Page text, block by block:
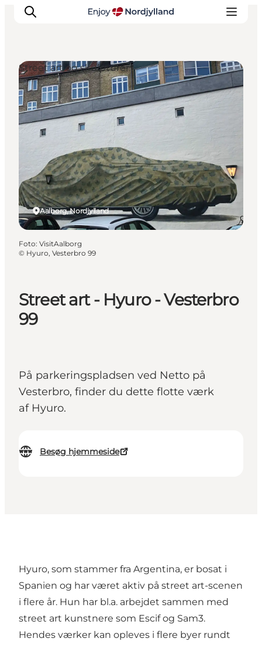
Oplevelser og aktiviteter
Planlæg din tur
Byer og steder
Det sker
For børn
Street art - Hyuro - Vesterbro
99
På parkeringspladsen ved Netto på
Vesterbro, finder du dette flotte værk
af Hyuro.
Besøg hjemmeside
Aalborg, Nordjylland
Street art og skulpturer
Foto: VisitAalborg
© Hyuro, Vesterbro 99
Hyuro, som stammer fra Argentina, er bosat i
Spanien og har været aktiv på street art-scenen
i flere år. Hun har bl.a. arbejdet sammen med
street art kunstnere som Escif og Sam3.
Hendes værker kan opleves i flere byer rundt